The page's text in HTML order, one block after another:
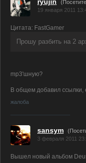
19 января 2011
Цитата: FastGamer
Прошу разбить на 2
mp3'шную?
В общем добавил ссылки,
жалоба
sansym
3 февраля 2011
Вышел новый альбом